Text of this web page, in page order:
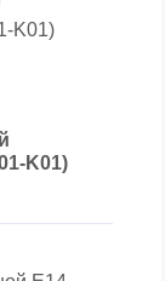
K01)